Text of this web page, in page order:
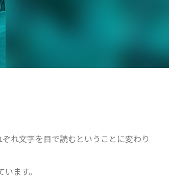
れ文字を目で読むということに変わり
ます。